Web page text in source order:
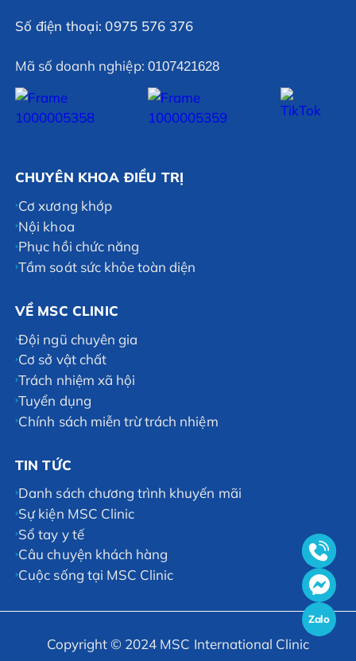
Số điện thoại: 0975 576 376
Mã số doanh nghiệp: 0107421628
CHUYÊN KHOA ĐIỀU TRỊ
Cơ xương khớp
Nội khoa
Phục hồi chức năng
Tầm soát sức khỏe toàn diện
VỀ MSC CLINIC
Đội ngũ chuyên gia
Cơ sở vật chất
Trách nhiệm xã hội
Tuyển dụng
Chính sách miễn trừ trách nhiệm
TIN TỨC
Danh sách chương trình khuyến mãi
Sự kiện MSC Clinic
Sổ tay y tế
Câu chuyện khách hàng
Cuộc sống tại MSC Clinic
Copyright © 2024 MSC International Clinic
Zalo